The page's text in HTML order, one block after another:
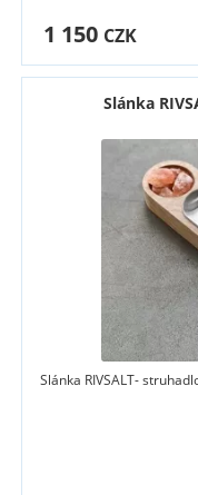
1 150 CZK
Slánka
Slánka RIVSALT-